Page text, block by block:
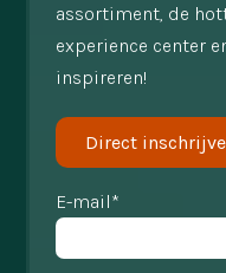
assortiment, de
experience center
inspireren!
Direct
E-mail*